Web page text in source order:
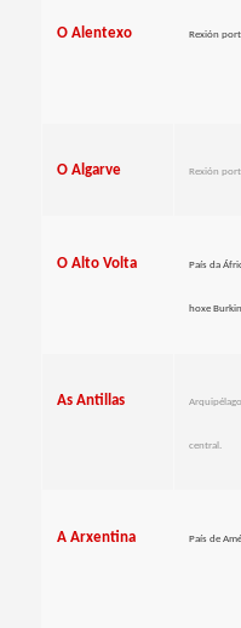
O Alentexo Rexión
O Algarve Rexión
O Alto Volta País da
hoxe
As Antillas
central.
A Arxentina País de